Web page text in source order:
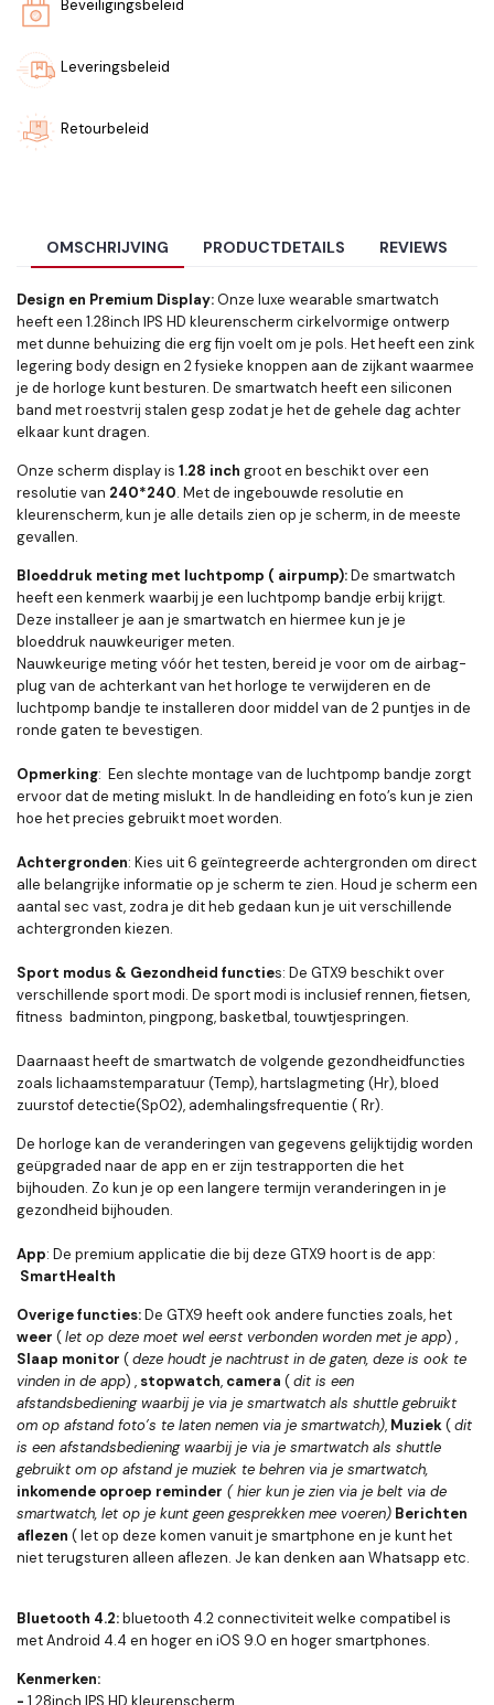
Beveiligingsbeleid
Leveringsbeleid
Retourbeleid
OMSCHRIJVING PRODUCTDETAILS REVIEWS
Design en Premium Display:Onze luxe wearable smartwatch
heeft een 1.28inch IPS HD kleurenscherm cirkelvormige ontwerp
met dunne behuizing die erg fijn voelt om je pols. Het heeft een zink
legering body design en 2 fysieke knoppen aan de zijkant waarmee
je de horloge kunt besturen. De smartwatch heeft een siliconen
band met roestvrij stalen gesp zodat je het de gehele dag achter
elkaar kunt dragen.
Onze scherm display is 1.28 inch groot en beschikt over een
resolutie van 240*240. Met de ingebouwde resolutie en
kleurenscherm, kun je alle details zien op je scherm, in de meeste
gevallen.
Bloeddruk meting met luchtpomp ( airpump):De smartwatch
heeft een kenmerk waarbij je een luchtpomp bandje erbij krijgt.
Deze installeer je aan je smartwatch en hiermee kun je je
bloeddruk nauwkeuriger meten.
Nauwkeurige meting vóór het testen, bereid je voor om de airbag-
plug van de achterkant van het horloge te verwijderen en de
luchtpomp bandje te installeren door middel van de 2 puntjes in de
ronde gaten te bevestigen.
Opmerking: Een slechte montage van de luchtpomp bandje zorgt
ervoor dat de meting mislukt. In de handleiding en foto’s kun je zien
hoe het precies gebruikt moet worden.
Achtergronden: Kies uit 6 geïntegreerde achtergronden om direct
alle belangrijke informatie op je scherm te zien. Houd je scherm een
aantal sec vast, zodra je dit heb gedaan kun je uit verschillende
achtergronden kiezen.
Sport modus & Gezondheid functies: De GTX9 beschikt over
verschillende sport modi. De sport modi is inclusief rennen, fietsen,
fitness badminton, pingpong, basketbal, touwtjespringen.
Daarnaast heeft de smartwatch de volgende gezondheidfuncties
zoals lichaamstemparatuur (Temp), hartslagmeting (Hr), bloed
zuurstof detectie(Sp02), ademhalingsfrequentie ( Rr).
De horloge kan de veranderingen van gegevens gelijktijdig worden
geüpgraded naar de app en er zijn testrapporten die het
bijhouden. Zo kun je op een langere termijn veranderingen in je
gezondheid bijhouden.
App: De premium applicatie die bij deze GTX9 hoort is de app:
SmartHealth
Overige functies:De GTX9 heeft ook andere functies zoals, het
weer (let op deze moet wel eerst verbonden worden met je app) ,
Slaap monitor (deze houdt je nachtrust in de gaten, deze is ook te
vinden in de app) , stopwatch, camera (dit is een
afstandsbediening waarbij je via je smartwatch als shuttle gebruikt
om op afstand foto’s te laten nemen via je smartwatch), Muziek(dit
is een afstandsbediening waarbij je via je smartwatch als shuttle
gebruikt om op afstand je muziek te behren via je smartwatch,
inkomende oproep reminder ( hier kun je zien via je belt via de
smartwatch, let op je kunt geen gesprekken mee voeren) Berichten
aflezen ( let op deze komen vanuit je smartphone en je kunt het
niet terugsturen alleen aflezen. Je kan denken aan Whatsapp etc.
Bluetooth 4.2:bluetooth 4.2 connectiviteit welke compatibel is
met Android 4.4 en hoger en iOS 9.0 en hoger smartphones.
Kenmerken: